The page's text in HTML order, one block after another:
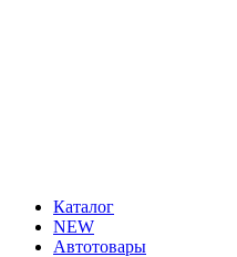
Каталог
NEW
Автотовары